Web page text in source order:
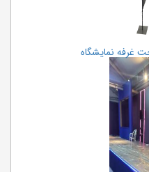
غرفه نمایشگاه